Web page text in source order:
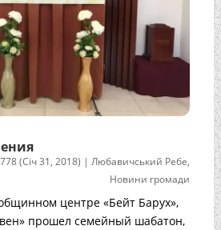
(Січ 31, 2018) |Любавичський Ребе,
Новини громади
центре «Бейт Барух»,
прошел семейный шабатон,